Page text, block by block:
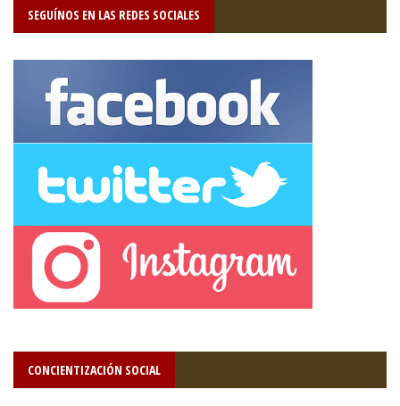
SEGUÍNOS EN LAS REDES SOCIALES
CONCIENTIZACIÓN SOCIAL